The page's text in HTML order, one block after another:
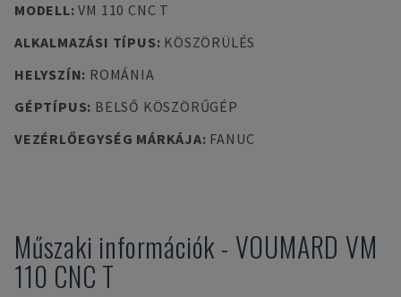
MODELL:VM 110 CNC T
ALKALMAZÁSI TÍPUS: KÖSZÖRÜLÉS
HELYSZÍN: ROMÁNIA
GÉPTÍPUS: BELSŐ KÖSZÖRŰGÉP
VEZÉRLŐEGYSÉG MÁRKÁJA: FANUC
Műszaki információk - VOUMARD VM
110 CNC T